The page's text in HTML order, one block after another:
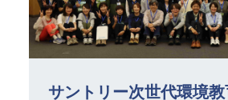
サントリー次世代環境